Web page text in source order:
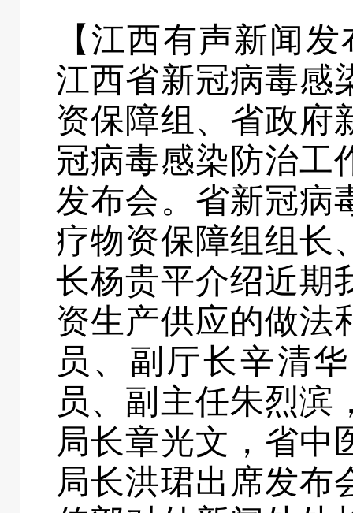
【江西有声新闻
江西省新冠病毒感
资保障组、省政府
冠病毒感染防治工
发布会。省新冠病
疗物资保障组组长
长杨贵平介绍近期
资生产供应的做法
员、副厅长辛清
员、副主任朱烈滨
局长章光文，省中
局长洪珺出席发布